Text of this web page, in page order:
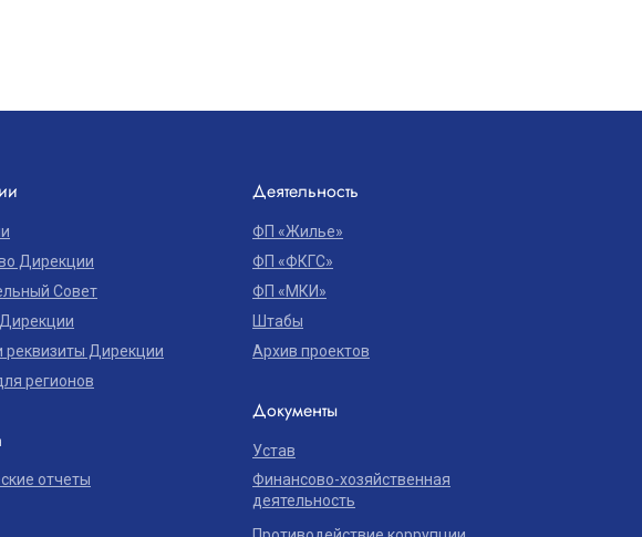
Документы
Устав
Финансово-хозяйственная
деятельность
отчеты
ФП «ФКГС»
ФП «Жилье»
ФП «МКИ»
Архив проектов
Штабы
Деятельность
Дирекции
Совет
реквизиты Дирекции
регионов